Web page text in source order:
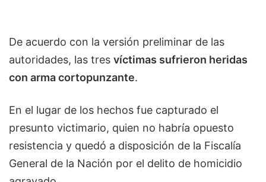
De acuerdo con la versión preliminar de las
autoridades, las tres víctimas sufrieron heridas
con arma cortopunzante.
En el lugar de los hechos fue capturado el
presunto victimario, quien no habría opuesto
resistencia y quedó a disposición de la Fiscalía
General de la Nación por el delito de homicidio